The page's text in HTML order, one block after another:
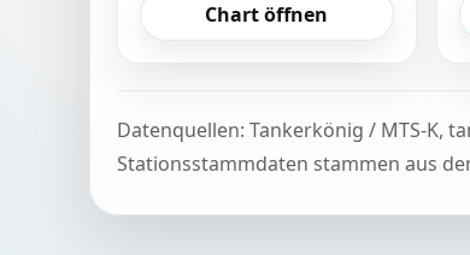
Chart öffnen
Datenquellen: Tankerkönig / MTS-K,
Stationsstammdaten stammen aus